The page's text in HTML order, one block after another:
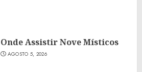
Onde Assistir Nove Místicos
AGOSTO 5, 2026